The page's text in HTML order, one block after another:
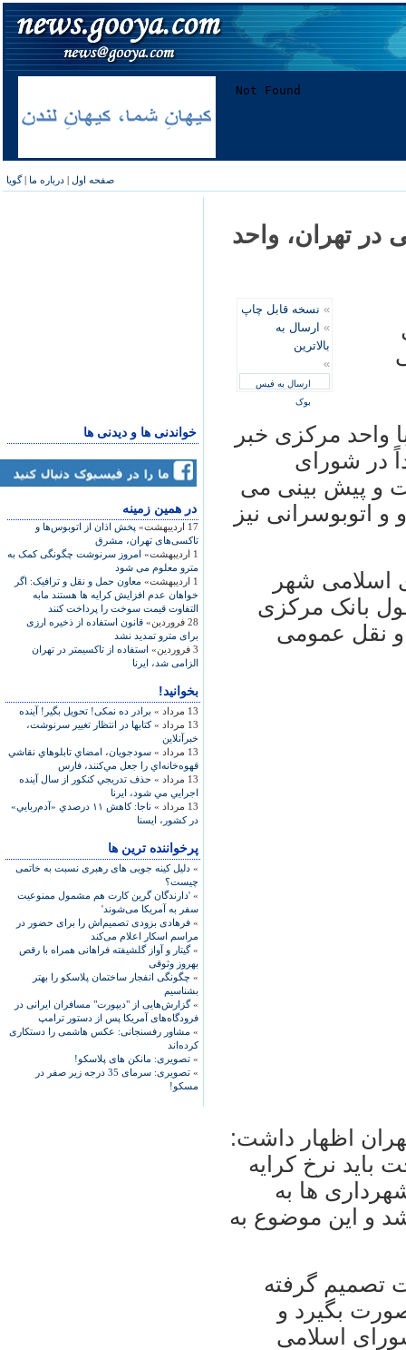
صفحه اول | درباره ما |گویا
خواندنی ها و دیدنی ها
در همين زمينه
17 اردیبهشت»
پخش اذان از اتوبوس‌ها و
تاکسی‌های تهران، مشرق
1 اردیبهشت»
امروز سرنوشت چگونگی کمک به
مترو معلوم می شود
1 اردیبهشت»
معاون حمل و نقل و ترافیک: اگر
خواهان عدم افزایش کرایه ها هستند مابه
التفاوت قیمت سوخت را پرداخت کنند
28 فروردین»
قانون استفاده از ذخیره ارزی
برای مترو تمدید نشد
3 فروردین»
استفاده از تاکسیمتر در تهران
الزامی شد، ايرنا
بخوانید!
13 مرداد »
برادر ده نمكی! تحویل بگیر! آینده
13 مرداد »
کتاب​ها در انتظار تغییر سرنوشت،
خبرآنلاین
13 مرداد »
سودجويان، امضاي تابلوهاي نقاشي
قهوه‌خانه‌اي را جعل مي‌كنند، فارس
13 مرداد »
حذف تدريجي كنكور از سال آينده
اجرايي مي شود، ایرنا
13 مرداد »
ناجا: كاهش ۱۱ درصدي «آدم‌ربايي»
در كشور، ایسنا
پرخواننده ترین ها
» دلیل کینه جویی های رهبری نسبت به خاتمی
چیست؟
» 'دارندگان گرین کارت هم مشمول ممنوعیت
سفر به آمریکا می‌شوند'
» فرهادی بزودی تصمیم‌اش را برای حضور در
مراسم اسکار اعلام می‌کند
»گیتار و آواز گلشیفته فراهانی همراه با رقص
بهروز وثوقی
» چگونگی انفجار ساختمان پلاسکو را بهتر
بشناسیم
»گزارش‌هایی از "دیپورت" مسافران ایرانی در
فرودگاه‌های آمریکا پس از دستور ترامپ
» مشاور رفسنجانی: عکس هاشمی را دستکاری
کرده‌اند
» تصویری: مانکن های پلاسکو!
»
تصویری: سرمای 35 درجه زیر صفر در
مسکو!
در تهران، واحد
» نسخه قابل چاپ
» ارسال به
بالاترین
»
ارسال به فیس
بوک
مرکزی خبر
در شورای
و پیش بینی می
۱۵ درصد، مترو و اتوبوسرانی نیز
اسلامی شهر
بانک مرکزی
و نقل عمومی
اظهار داشت:
نرخ کرایه
ها به
و این موضوع به
تصمیم گرفته
بگیرد و
اسلامی